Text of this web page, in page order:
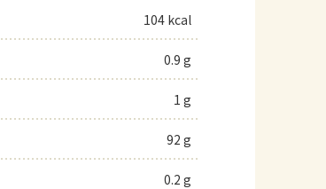
104 kcal
0.9 g
1 g
92 g
0.2 g